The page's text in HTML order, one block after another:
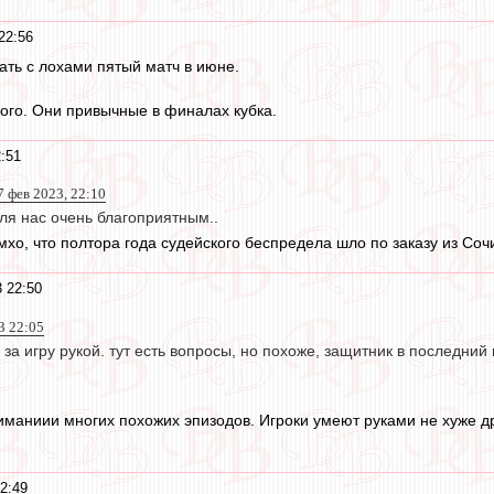
с лохами пятый матч в июне.
Они привычные в финалах кубка.
фев 2023, 22:10
нас очень благоприятным..
что полтора года судейского беспредела шло по заказу из
22:50
22:05
игру рукой. тут есть вопросы, но похоже, защитник в
многих похожих эпизодов. Игроки умеют руками не хуже